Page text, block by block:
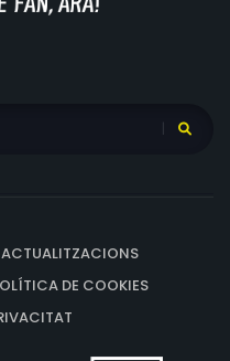
ACTUALITZACIONS
DE COOKIES